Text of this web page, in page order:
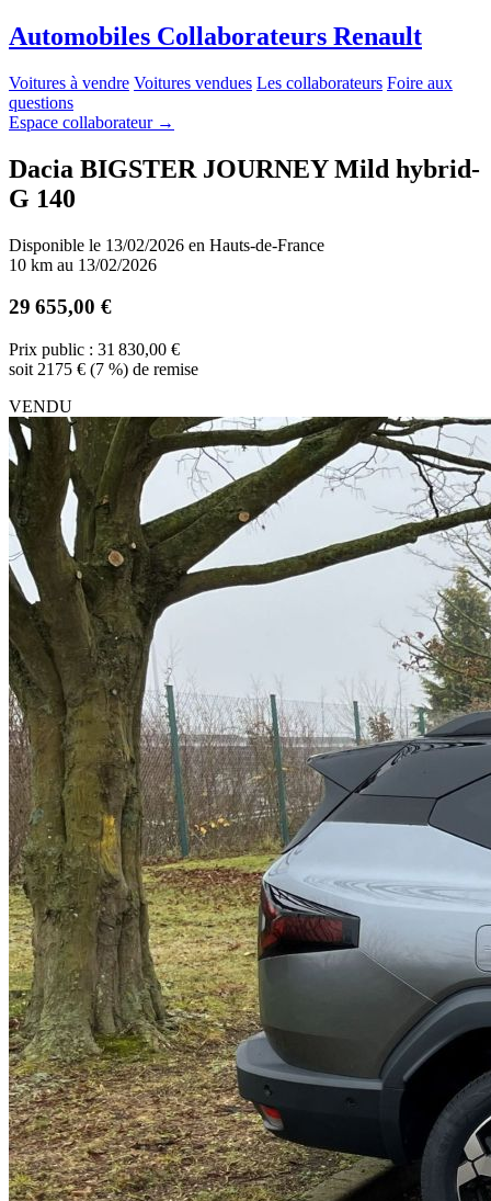
Automobiles Collaborateurs Renault
Voitures à vendre Voitures vendues Les collaborateurs Foire aux
questions
Espace collaborateur →
Dacia BIGSTER JOURNEY Mild hybrid-
G 140
Disponible le 13/02/2026 en Hauts-de-France
10 km au 13/02/2026
29 655,00 €
Prix public : 31 830,00 €
soit 2175 € (7 %) de remise
VENDU